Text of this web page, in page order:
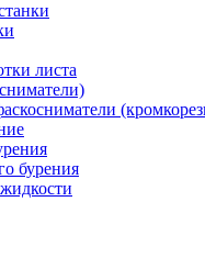
листа
бурения